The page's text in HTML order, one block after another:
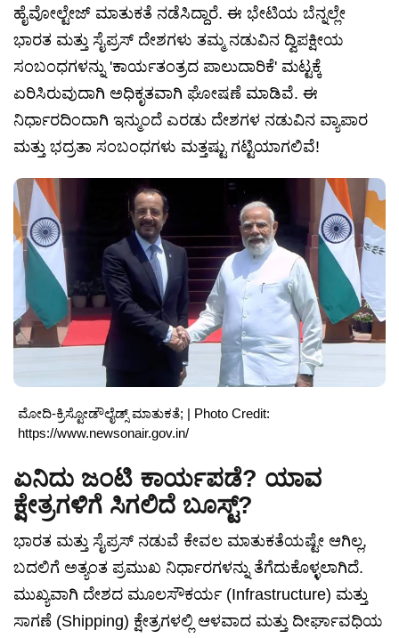
ಹೈವೋಲ್ಟೇಜ್ ಮಾತುಕತೆ ನಡೆಸಿದ್ದಾರೆ. ಈ ಭೇಟಿಯ ಬೆನ್ನಲ್ಲೇ
ಭಾರತ ಮತ್ತು ಸೈಪ್ರಸ್ ದೇಶಗಳು ತಮ್ಮ ನಡುವಿನ ದ್ವಿಪಕ್ಷೀಯ
ಸಂಬಂಧಗಳನ್ನು 'ಕಾರ್ಯತಂತ್ರದ ಪಾಲುದಾರಿಕೆ' ಮಟ್ಟಕ್ಕೆ
ಏರಿಸಿರುವುದಾಗಿ ಅಧಿಕೃತವಾಗಿ ಘೋಷಣೆ ಮಾಡಿವೆ. ಈ
ನಿರ್ಧಾರದಿಂದಾಗಿ ಇನ್ಮುಂದೆ ಎರಡು ದೇಶಗಳ ನಡುವಿನ ವ್ಯಾಪಾರ
ಮತ್ತು ಭದ್ರತಾ ಸಂಬಂಧಗಳು ಮತ್ತಷ್ಟು ಗಟ್ಟಿಯಾಗಲಿವೆ!
ಮೋದಿ-ಕ್ರಿಸ್ಟೋಡೌಲೈಡ್ಸ್ ಮಾತುಕತೆ; | Photo Credit:
https://www.newsonair.gov.in/
ಏನಿದು ಜಂಟಿ ಕಾರ್ಯಪಡೆ? ಯಾವ
ಕ್ಷೇತ್ರಗಳಿಗೆ ಸಿಗಲಿದೆ ಬೂಸ್ಟ್?
ಭಾರತ ಮತ್ತು ಸೈಪ್ರಸ್ ನಡುವೆ ಕೇವಲ ಮಾತುಕತೆಯಷ್ಟೇ ಆಗಿಲ್ಲ,
ಬದಲಿಗೆ ಅತ್ಯಂತ ಪ್ರಮುಖ ನಿರ್ಧಾರಗಳನ್ನು ತೆಗೆದುಕೊಳ್ಳಲಾಗಿದೆ.
ಮುಖ್ಯವಾಗಿ ದೇಶದ ಮೂಲಸೌಕರ್ಯ (Infrastructure) ಮತ್ತು
ಸಾಗಣೆ (Shipping) ಕ್ಷೇತ್ರಗಳಲ್ಲಿ ಆಳವಾದ ಮತ್ತು ದೀರ್ಘಾವಧಿಯ